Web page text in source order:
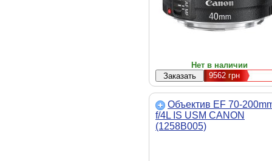
Нет в наличии
9562 грн
Объектив EF 70-
f/4L IS USM CANON
(1258B005)